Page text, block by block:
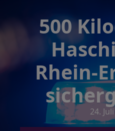
500
Rhein-
24.